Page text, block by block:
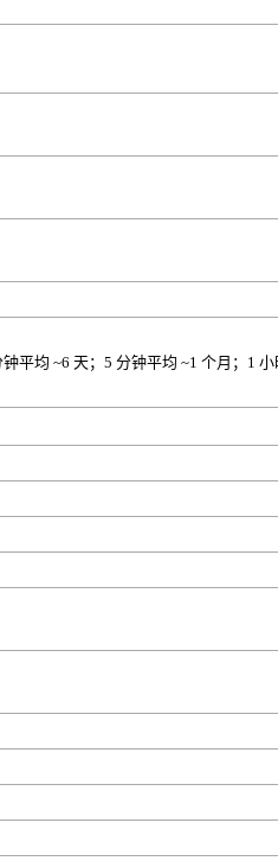
平均 ~6 天；5 分钟平均 ~1 个月；1 小